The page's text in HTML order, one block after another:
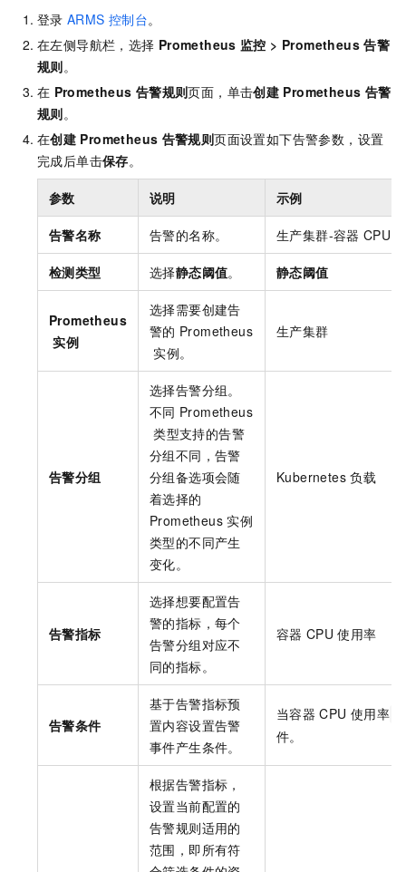
登录 ARMS 控制台。
在左侧导航栏，选择 Prometheus 监控 > Prometheus 告警
规则。
在 Prometheus 告警规则页面，单击创建 Prometheus 告警
规则。
在创建 Prometheus 告警规则页面设置如下告警参数，设置
完成后单击保存。
参数 说明 示例
告警名称 告警的名称。 生产集群-容器 CPU
检测类型 选择静态阈值。 静态阈值
Prometheus
实例
选择需要创建告
警的 Prometheus
实例。
生产集群
告警分组
选择告警分组。
不同 Prometheus
类型支持的告警
分组不同，告警
分组备选项会随
着选择的
Prometheus 实例
类型的不同产生
变化。
Kubernetes 负载
告警指标
选择想要配置告
警的指标，每个
告警分组对应不
同的指标。
容器 CPU 使用率
告警条件
基于告警指标预
置内容设置告警
事件产生条件。
当容器 CPU 使用率
件。
根据告警指标，
设置当前配置的
告警规则适用的
范围，即所有符